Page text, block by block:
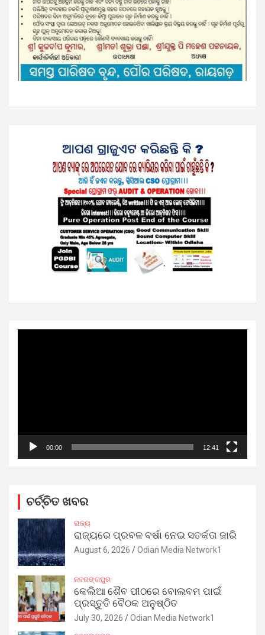
00:00 12:41
ଚର୍ଚ୍ଚିତ ଖବର
ରାଜ୍ୟ
ରାଜ୍ୟରେ ପ୍ରବଳ ବର୍ଷା ନେଇ ସତର୍କତା ଜାରି
August 6, 2026 Odian Media Network1
ନବରଙ୍ଗପୁର
କେଲିଆ ଶୈବ ପୀଠରେ ବୋଲବମ ପାଇଁ
ପ୍ରସ୍ତୁତି ବୈଠକ ଅନୁଷ୍ଠିତ
July 30, 2026 Odian Media Network1